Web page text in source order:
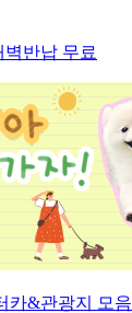
반납 무료
카&관광지 모음